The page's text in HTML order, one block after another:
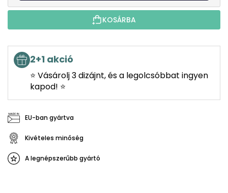
KOSÁRBA
2+1 akció
⭐ Vásárolj 3 dizájnt, és a legolcsóbbat ingyen
kapod! ⭐
EU-ban gyártva
Kivételes minőség
A legnépszerűbb gyártó